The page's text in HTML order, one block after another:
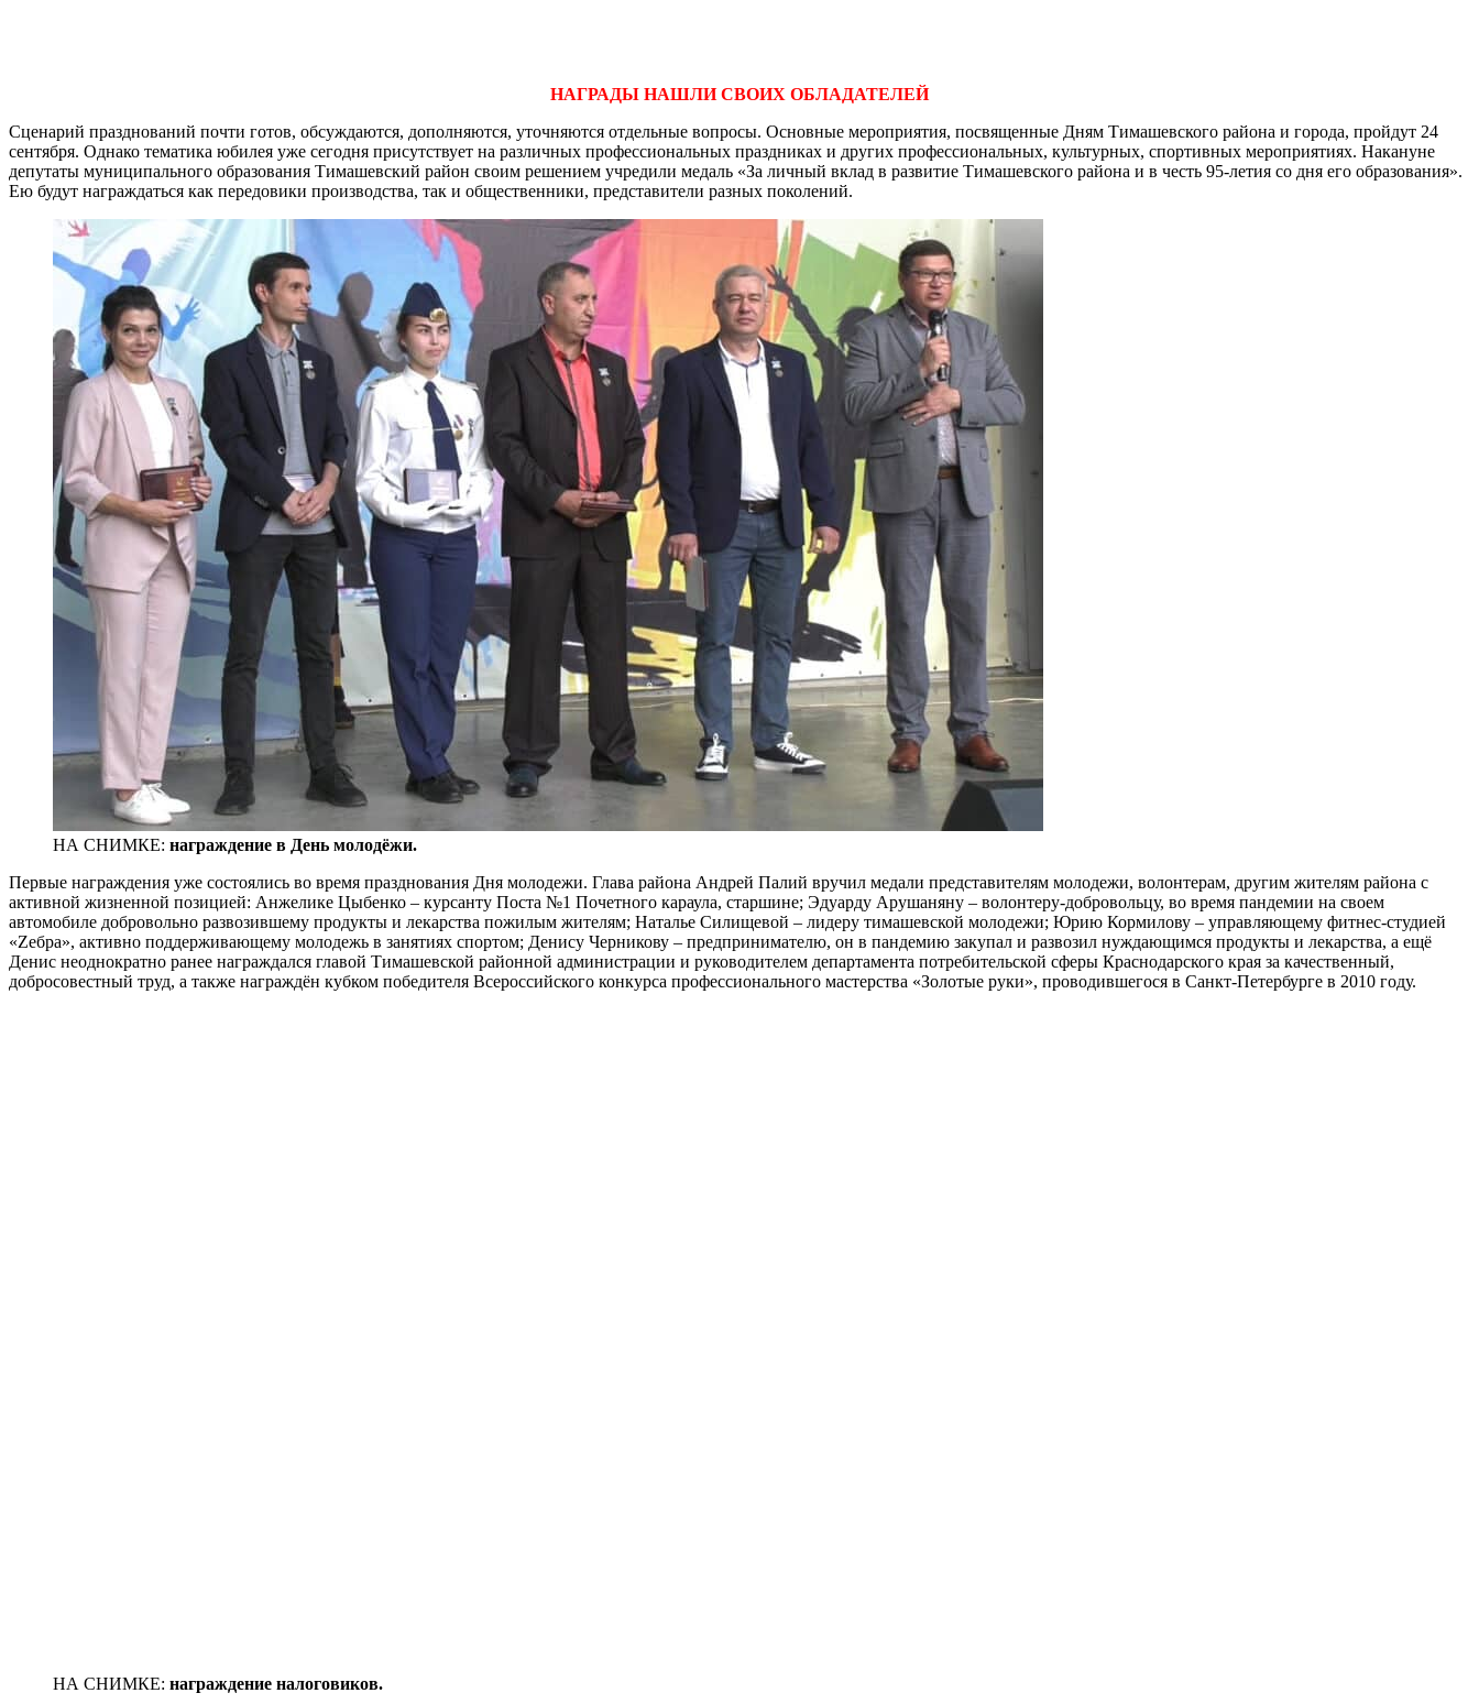
НАГРАДЫ НАШЛИ СВОИХ ОБЛАДАТЕЛЕЙ
Сценарий празднований почти готов, обсуждаются, дополняются, уточняются отдельные вопросы. Основные мероприятия, посвященные Дням Тимашевского района и города, пройдут 24
сентября. Однако тематика юбилея уже сегодня присутствует на различных профессиональных праздниках и других профессиональных, культурных, спортивных мероприятиях. Накануне
депутаты муниципального образования Тимашевский район своим решением учредили медаль «За личный вклад в развитие Тимашевского района и в честь 95-летия со дня его образования».
Ею будут награждаться как передовики производства, так и общественники, представители разных поколений.
НА СНИМКЕ: награждение в День молодёжи.
Первые награждения уже состоялись во время празднования Дня молодежи. Глава района Андрей Палий вручил медали представителям молодежи, волонтерам, другим жителям района с
активной жизненной позицией: Анжелике Цыбенко – курсанту Поста №1 Почетного караула, старшине; Эдуарду Арушаняну – волонтеру-добровольцу, во время пандемии на своем
автомобиле добровольно развозившему продукты и лекарства пожилым жителям; Наталье Силищевой – лидеру тимашевской молодежи; Юрию Кормилову – управляющему фитнес-студией
«Zeбра», активно поддерживающему молодежь в занятиях спортом; Денису Черникову – предпринимателю, он в пандемию закупал и развозил нуждающимся продукты и лекарства, а ещё
Денис неоднократно ранее награждался главой Тимашевской районной администрации и руководителем департамента потребительской сферы Краснодарского края за качественный,
добросовестный труд, а также награждён кубком победителя Всероссийского конкурса профессионального мастерства «Золотые руки», проводившегося в Санкт-Петербурге в 2010 году.
НА СНИМКЕ: награждение налоговиков.